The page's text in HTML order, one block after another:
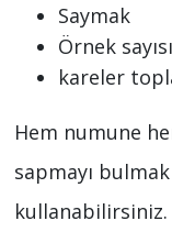
Saymak
Örnek sayısı
kareler
Hem numune
sapmayı bulmak
kullanabilirsiniz.